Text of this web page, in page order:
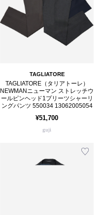
TAGLIATORE
TAGLIATORE（タリアトーレ）
NEWMANニューマン ストレッチウ
ールピンヘッド1プリーツシャーリ
ングパンツ 550034 13062005054
¥51,700
guji